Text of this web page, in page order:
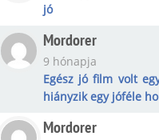
jó
Mordorer
9 hónapja
Egész jó film volt
hiányzik egy jóféle
Mordorer